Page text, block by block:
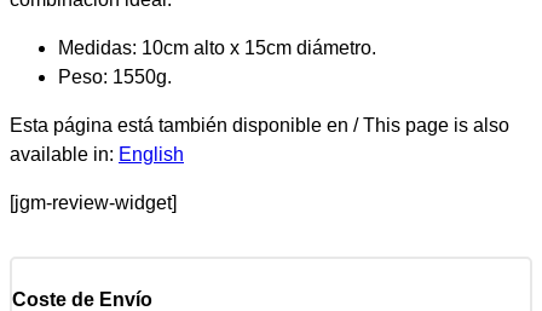
Medidas: 10cm alto x 15cm diámetro.
Peso: 1550g.
Esta página está también disponible en / This page is also
available in: English
[jgm-review-widget]
Coste de Envío